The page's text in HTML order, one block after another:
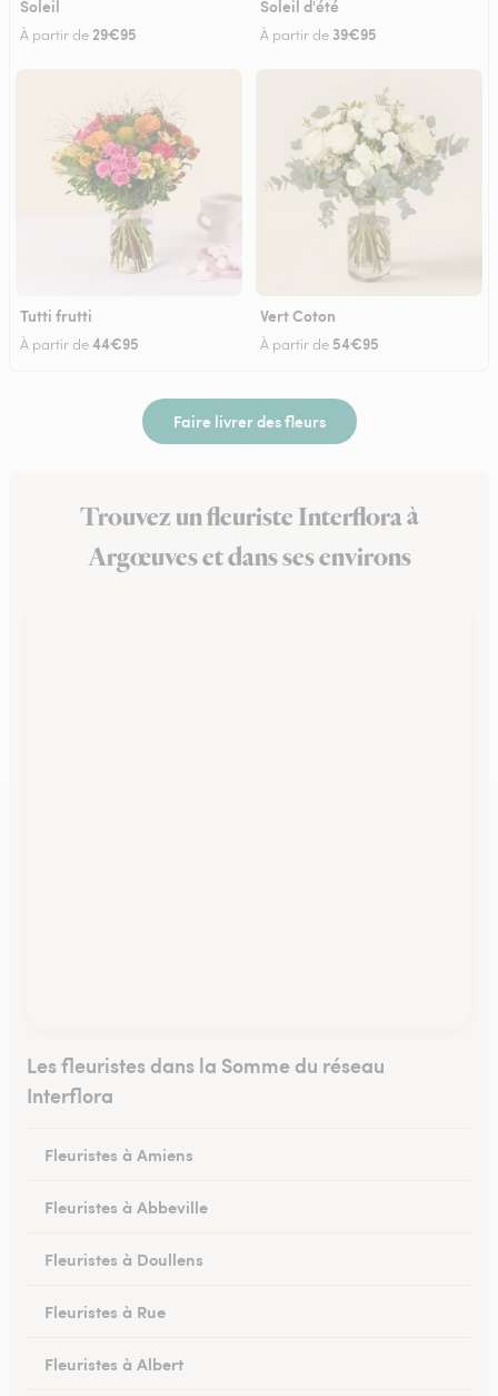
Soleil
À partir de29€95
Soleil d'été
À partir de 39€95
Tutti frutti
À partir de44€95
Vert Coton
À partir de 54€95
Faire livrer des fleurs
Trouvez un fleuriste Interflora à
Argœuves et dans ses environs
Les fleuristes dans la Somme du réseau
Interflora
Fleuristes à Amiens
Fleuristes à Abbeville
Fleuristes à Doullens
Fleuristes à Rue
Fleuristes à Albert